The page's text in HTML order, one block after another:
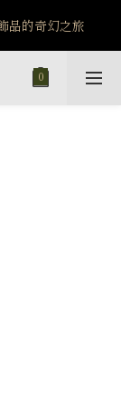
華套組優惠價
品的奇幻之旅